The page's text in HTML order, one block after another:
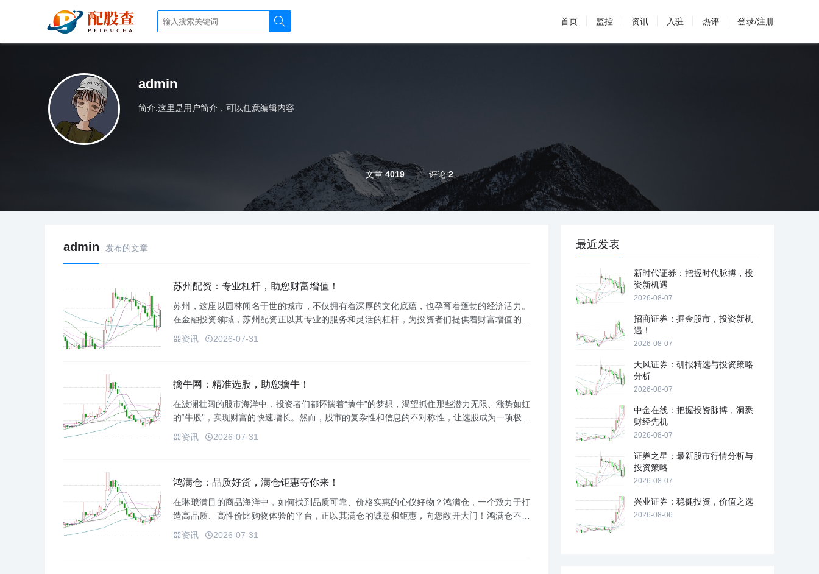
首页 监控 资讯 入驻 热评 登录/注册
admin
简介:这里是用户简介，可以任意编辑内容
文章4019 评论2
admin 发布的文章
苏州配资：专业杠杆，助您财富增值！
苏州，这座以园林闻名于世的城市，不仅拥有着深厚的文化底蕴，也孕育着蓬勃的经济活力。
在金融投资领域，苏州配资正以其专业的服务和灵活的杠杆，为投资者们提供着财富增值的机
己的...
资讯 2026-07-31
擒牛网：精准选股，助您擒牛！
在波澜壮阔的股市海洋中，投资者们都怀揣着“擒牛”的梦想，渴望抓住那些潜力无限、涨势如虹
的“牛股”，实现财富的快速增长。然而，股市的复杂性和信息的不对称性，让选股成为一项极具
而...
资讯 2026-07-31
鸿满仓：品质好货，满仓钜惠等你来！
在琳琅满目的商品海洋中，如何找到品质可靠、价格实惠的心仪好物？鸿满仓，一个致力于打
造高品质、高性价比购物体验的平台，正以其满仓的诚意和钜惠，向您敞开大门！鸿满仓不仅
商品，涵盖...
资讯 2026-07-31
最近发表
新时代证券：把握时代脉搏，投
资新机遇
2026-08-07
招商证券：掘金股市，投资新机
遇！
2026-08-07
天风证券：研报精选与投资策略
分析
2026-08-07
中金在线：把握投资脉搏，洞悉
财经先机
2026-08-07
证券之星：最新股市行情分析与
投资策略
2026-08-07
兴业证券：稳健投资，价值之选
2026-08-06